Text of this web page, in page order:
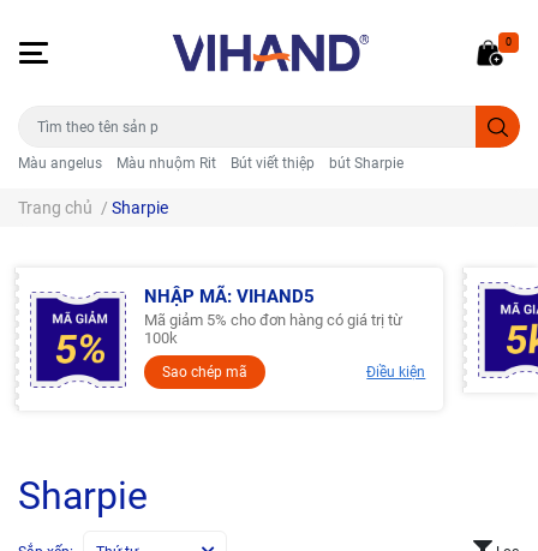
Màu angelus Màu nhuộm Rit Bút viết thiệp bút Sharpie
0
Trang chủ / Sharpie
NHẬP MÃ: VIHAND5
Mã giảm 5% cho đơn hàng có giá trị từ
100k
Sao chép mã Điều kiện
Sharpie